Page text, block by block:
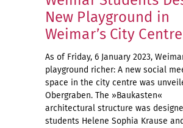
New Playground in
Weimar’s City Centre
As of Friday, 6 January 2023,
playground richer: A new social
space in the city centre was
Obergraben. The »Baukasten«
architectural structure was
students Helene Sophia Krause and